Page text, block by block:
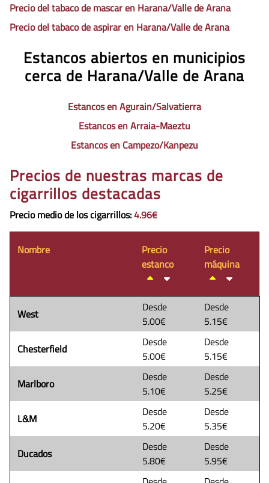
Precio del tabaco de mascar en Harana/Valle de Arana
Precio del tabaco de aspirar en Harana/Valle de Arana
Estancos abiertos en municipios
cerca de Harana/Valle de Arana
Estancos en Agurain/Salvatierra
Estancos en Arraia-Maeztu
Estancos en Campezo/Kanpezu
Precios de nuestras marcas de
cigarrillos destacadas
Precio medio de los cigarrillos:4.96€
Nombre
Precio
estanco
Precio
máquina
West
Desde
5.00€
Desde
5.15€
Chesterfield
Desde
5.00€
Desde
5.15€
Marlboro
Desde
5.10€
Desde
5.25€
L&M
Desde
5.20€
Desde
5.35€
Ducados
Desde
5.80€
Desde
5.95€